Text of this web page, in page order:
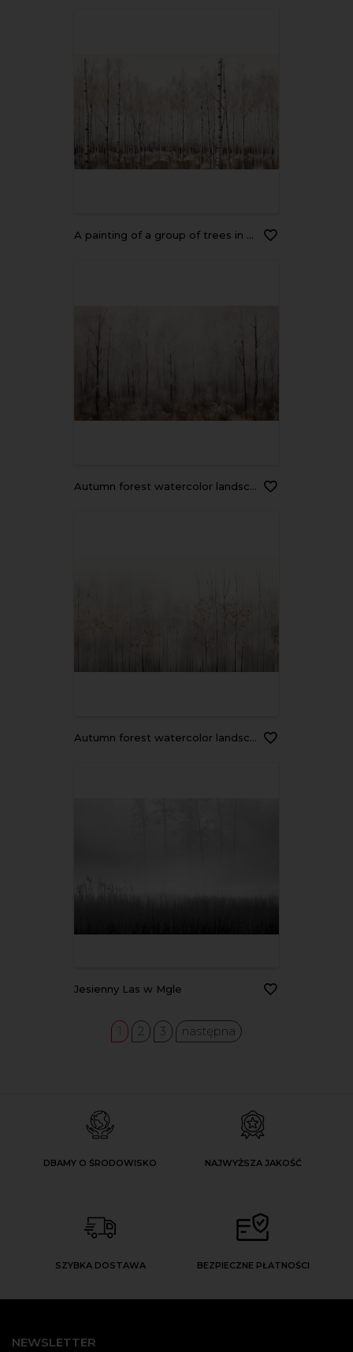
a painting of a group of trees in a forest with no leaves. generative ai
autumn forest watercolor landscape in gray calm tones soft color
autumn forest watercolor landscape in gray calm tones soft color
Jesienny Las w Mgle
1 2 3 następna
DBAMY O ŚRODOWISKO NAJWYŻSZA JAKOŚĆ
SZYBKA DOSTAWA BEZPIECZNE PŁATNOŚCI
NEWSLETTER